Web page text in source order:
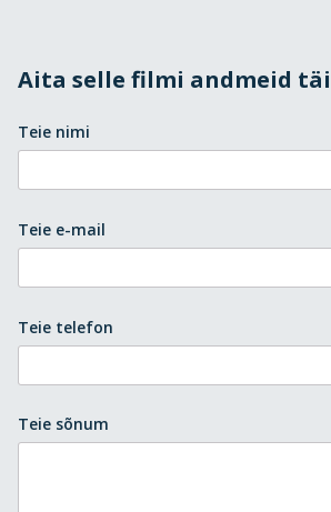
Aita selle filmi andmeid
Teie nimi
Teie e-mail
Teie telefon
Teie sõnum